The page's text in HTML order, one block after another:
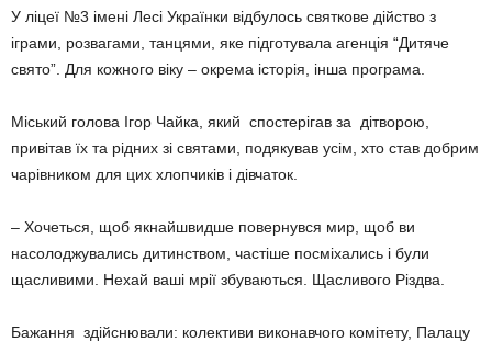
У ліцеї №3 імені Лесі Українки відбулось святкове дійство з
іграми, розвагами, танцями, яке підготувала агенція “Дитяче
свято”. Для кожного віку – окрема історія, інша програма.
Міський голова Ігор Чайка, який спостерігав за дітворою,
привітав їх та рідних зі святами, подякував усім, хто став добрим
чарівником для цих хлопчиків і дівчаток.
– Хочеться, щоб якнайшвидше повернувся мир, щоб ви
насолоджувались дитинством, частіше посміхались і були
щасливими. Нехай ваші мрії збуваються. Щасливого Різдва.
Бажання здійснювали: колективи виконавчого комітету, Палацу